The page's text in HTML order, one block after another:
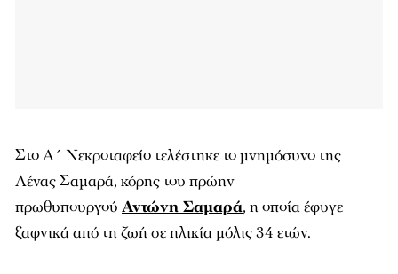
Στο Α΄ Νεκροταφείο τελέστηκε το μνημόσυνο της
Λένας Σαμαρά, κόρης του πρώην
πρωθυπουργού Αντώνη Σαμαρά, η οποία έφυγε
ξαφνικά από τη ζωή σε ηλικία μόλις 34 ετών.